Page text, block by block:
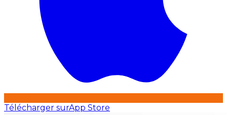
Télécharger surApp Store